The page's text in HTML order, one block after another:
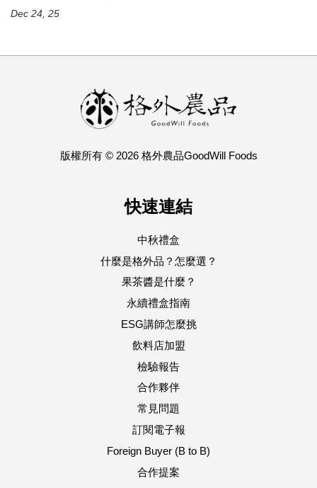
Dec 24, 25
版權所有 © 2026 格外農品GoodWill Foods
快速連結
中秋禮盒
什麼是格外品？怎麼選？
果茶醬是什麼？
永續禮盒指南
ESG講師怎麼挑
飲料店加盟
檢驗報告
合作夥伴
常見問題
訂閱電子報
Foreign Buyer (B to B)
合作提案